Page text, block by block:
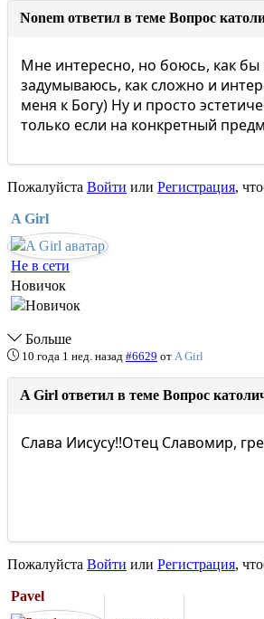
Nonem ответил в теме Вопрос
Мне интересно, но боюсь, как бы
задумываюсь, как сложно и
меня к Богу) Ну и просто
только если на конкретный
Пожалуйста Войти или Регистрация,
A Girl
Не в сети
Новичок
Больше
10 года 1 нед. назад #6629 от A Girl
A Girl ответил в теме Вопрос
Слава Иисусу!!Отец Славомир,
Пожалуйста Войти или Регистрация,
Pavel